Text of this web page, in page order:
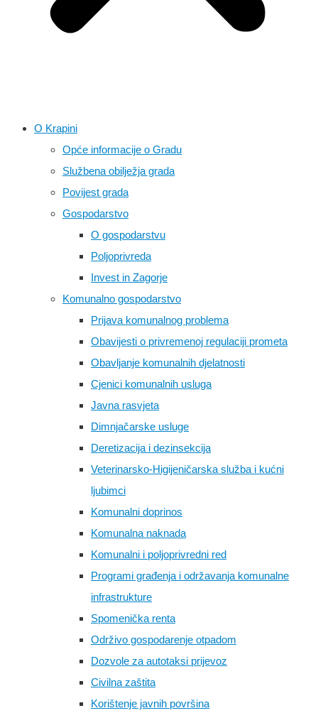
O Krapini
Opće informacije o Gradu
Službena obilježja grada
Povijest grada
Gospodarstvo
O gospodarstvu
Poljoprivreda
Invest in Zagorje
Komunalno gospodarstvo
Prijava komunalnog problema
Obavijesti o privremenoj regulaciji prometa
Obavljanje komunalnih djelatnosti
Cjenici komunalnih usluga
Javna rasvjeta
Dimnjačarske usluge
Deretizacija i dezinsekcija
Veterinarsko-Higijeničarska služba i kućni
ljubimci
Komunalni doprinos
Komunalna naknada
Komunalni i poljoprivredni red
Programi građenja i održavanja komunalne
infrastrukture
Spomenička renta
Održivo gospodarenje otpadom
Dozvole za autotaksi prijevoz
Civilna zaštita
Korištenje javnih površina